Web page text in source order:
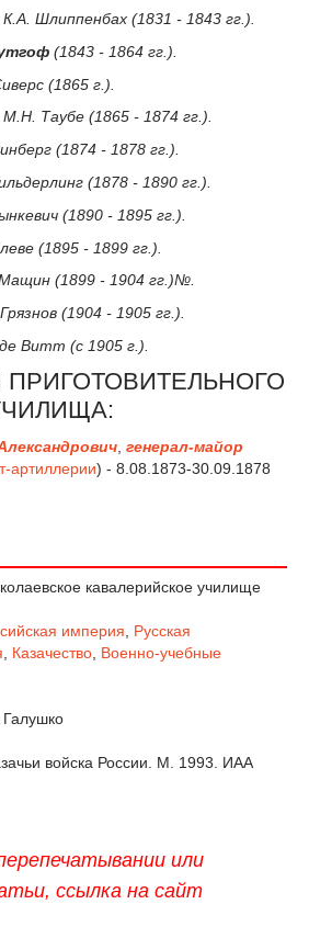
Шлиппенбах (1831 - 1843 гг.).
(1843 - 1864 гг.).
(1865 г.).
Таубе (1865 - 1874 гг.).
(1874 - 1878 гг.).
(1878 - 1890 гг.).
(1890 - 1895 гг.).
(1895 - 1899 гг.).
(1899 - 1904 гг.)№.
(1904 - 1905 гг.).
Витт (с 1905 г.).
ПРИГОТОВИТЕЛЬНОГО
генерал-майор
артиллерии) - 8.08.1873-30.09.1878
кавалерийское училище
империя
Русская
Казачество Военно-учебные
войска России. М. 1993. ИАА
или
ссылка на сайт